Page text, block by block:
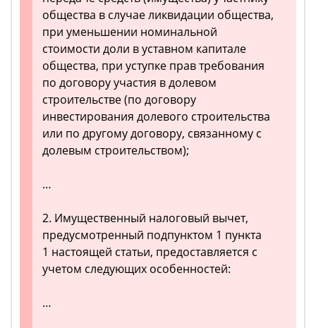
общества в случае ликвидации общества,
при уменьшении номинальной
стоимости доли в уставном капитале
общества, при уступке прав требования
по договору участия в долевом
строительстве (по договору
инвестирования долевого строительства
или по другому договору, связанному с
долевым строительством);
…
2. Имущественный налоговый вычет,
предусмотренный подпунктом 1 пункта
1 настоящей статьи, предоставляется с
учетом следующих особенностей:
…